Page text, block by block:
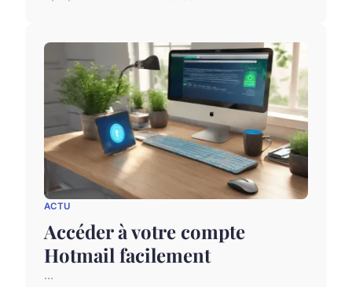
ACTU
Accéder à votre compte
Hotmail facilement
...